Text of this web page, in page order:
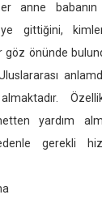
anne
gittiğini,
göz önünde
yardım
gerekli